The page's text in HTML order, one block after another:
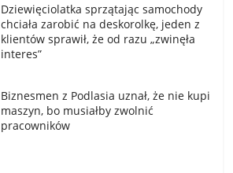
Dziewięciolatka sprzątając samochody
chciała zarobić na deskorolkę, jeden z
klientów sprawił, że od razu „zwinęła
interes”
Biznesmen z Podlasia uznał, że nie kupi
maszyn, bo musiałby zwolnić
pracowników